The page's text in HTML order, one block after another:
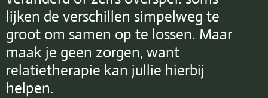
lijken de verschillen simpelweg te
groot om samen op te lossen. Maar
maak je geen zorgen, want
relatietherapie kan jullie hierbij
helpen.